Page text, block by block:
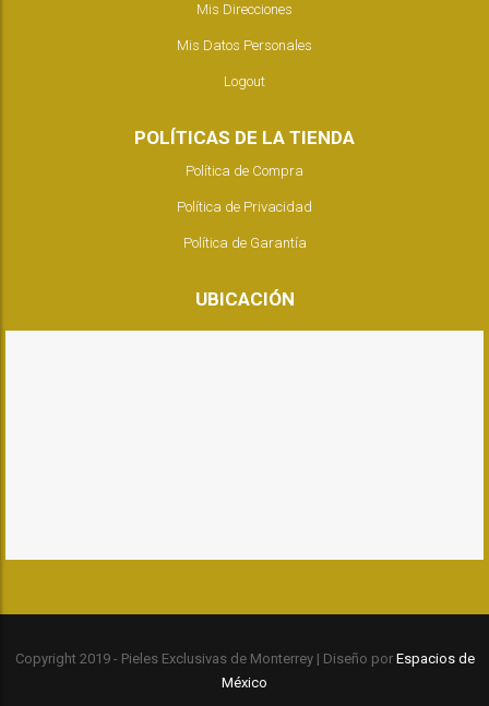
Mis Direcciones
Mis Datos Personales
Logout
POLÍTICAS DE LA TIENDA
Política de Compra
Política de Privacidad
Política de Garantía
UBICACIÓN
Copyright 2019 - Pieles Exclusivas de Monterrey | Diseño por Espacios de
México